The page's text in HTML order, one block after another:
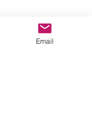
Email